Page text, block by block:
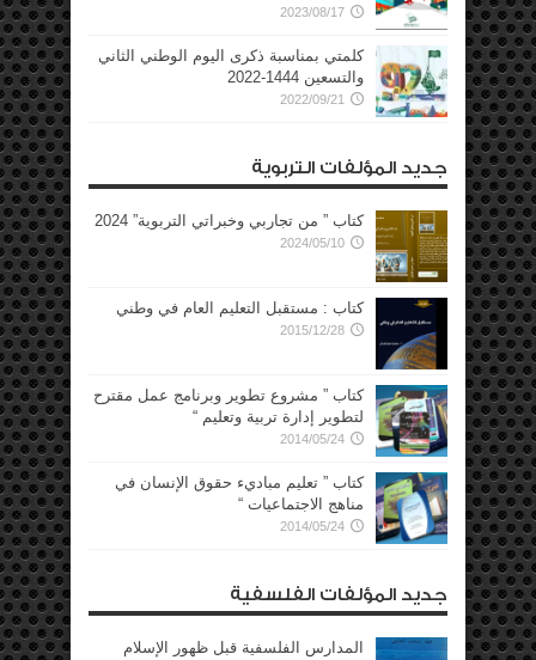
2023/08/17
كلمتي بمناسبة ذكرى اليوم الوطني الثاني
والتسعين 1444-2022
2022/09/21
جديد المؤلفات التربوية
كتاب ” من تجاربي وخبراتي التربوية” 2024
2024/05/10
كتاب : مستقبل التعليم العام في وطني
2015/12/28
كتاب ” مشروع تطوير وبرنامج عمل مقترح
لتطوير إدارة تربية وتعليم “
2014/05/24
كتاب ” تعليم مباديء حقوق الإنسان في
مناهج الاجتماعيات “
2014/05/24
جديد المؤلفات الفلسفية
المدارس الفلسفية قبل ظهور الإسلام